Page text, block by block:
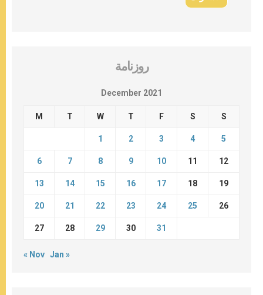
روزنامة
December 2021
M T W T F S S
1 2 3 4 5
6 7 8 9 10 11 12
13 14 15 16 17 18 19
20 21 22 23 24 25 26
27 28 29 30 31
« Nov Jan »